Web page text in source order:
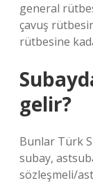
general
çavuş
rütbesine
gelir?
Bunlar Türk
subay,
sözleşmeli/